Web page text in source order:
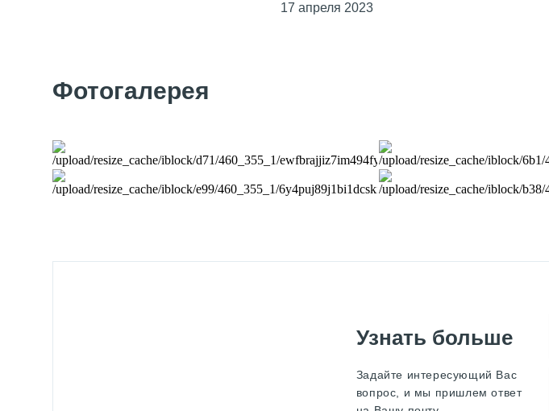
17 апреля 2023
Фотогалерея
Узнать больше
Задайте интересующий Вас
вопрос, и мы пришлем ответ